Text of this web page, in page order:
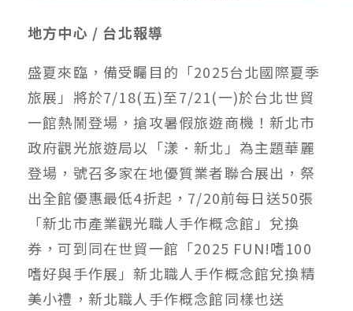
地方中心 / 台北報導
盛夏來臨，備受矚目的「2025台北國際夏季
旅展」將於7/18(五)至7/21(一)於台北世貿
一館熱鬧登場，搶攻暑假旅遊商機！新北市
政府觀光旅遊局以「漾．新北」為主題華麗
登場，號召多家在地優質業者聯合展出，祭
出全館優惠最低4折起，7/20前每日送50張
「新北市產業觀光職人手作概念館」兌換
券，可到同在世貿一館「2025 FUN!嗜100
嗜好與手作展」新北職人手作概念館兌換精
美小禮，新北職人手作概念館同樣也送